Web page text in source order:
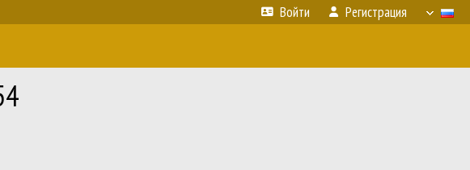
Войти Регистрация